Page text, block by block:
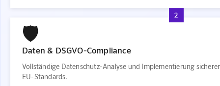
2
🛡️
Daten & DSGVO-Compliance
Vollständige Datenschutz-Analyse und Implementierung
EU-Standards.